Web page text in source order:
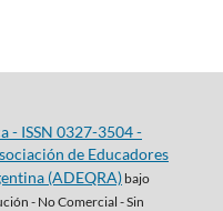
- ISSN 0327-3504 -
de Educadores
(ADEQRA)bajo
- No Comercial - Sin